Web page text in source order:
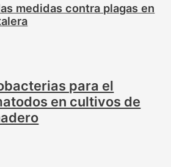
medidas contra plagas en
para el
en cultivos de